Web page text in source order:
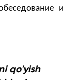
и
qo'yish